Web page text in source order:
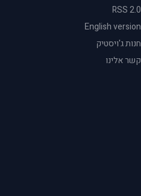
RSS 2.0
English version
חנות ג'ויסטיק
קשר אלינו